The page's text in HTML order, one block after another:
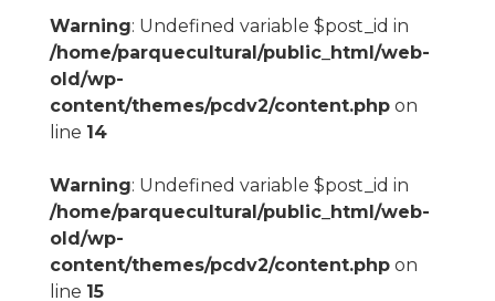
Warning: Undefined variable $post_id in
/home/parquecultural/public_html/web-
old/wp-
content/themes/pcdv2/content.phpon
line 14
Warning: Undefined variable $post_id in
/home/parquecultural/public_html/web-
old/wp-
content/themes/pcdv2/content.phpon
line 15